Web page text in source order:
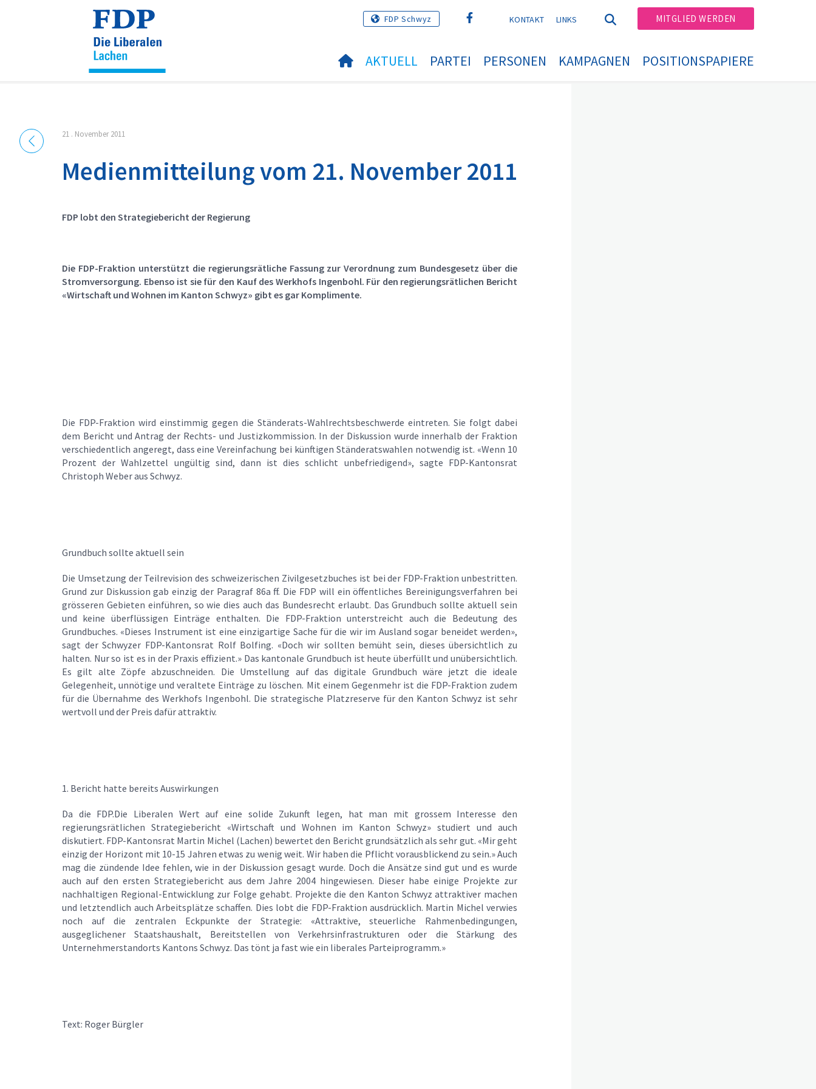
FDP Schwyz KONTAKT LINKS MITGLIED WERDEN
AKTUELL PARTEI PERSONEN KAMPAGNEN POSITIONSPAPIERE
21 . November 2011
Medienmitteilung vom 21. November 2011
FDP lobt den Strategiebericht der Regierung
Die FDP-Fraktion unterstützt die regierungsrätliche Fassung zur Verordnung zum Bundesgesetz über die
Stromversorgung. Ebenso ist sie für den Kauf des Werkhofs Ingenbohl. Für den regierungsrätlichen Bericht
«Wirtschaft und Wohnen im Kanton Schwyz» gibt es gar Komplimente.
Die FDP-Fraktion wird einstimmig gegen die Ständerats-Wahlrechtsbeschwerde eintreten. Sie folgt dabei
dem Bericht und Antrag der Rechts- und Justizkommission. In der Diskussion wurde innerhalb der Fraktion
verschiedentlich angeregt, dass eine Vereinfachung bei künftigen Ständeratswahlen notwendig ist. «Wenn 10
Prozent der Wahlzettel ungültig sind, dann ist dies schlicht unbefriedigend», sagte FDP-Kantonsrat
Christoph Weber aus Schwyz.
Grundbuch sollte aktuell sein
Die Umsetzung der Teilrevision des schweizerischen Zivilgesetzbuches ist bei der FDP-Fraktion unbestritten.
Grund zur Diskussion gab einzig der Paragraf 86a ff. Die FDP will ein öffentliches Bereinigungsverfahren bei
grösseren Gebieten einführen, so wie dies auch das Bundesrecht erlaubt. Das Grundbuch sollte aktuell sein
und keine überflüssigen Einträge enthalten. Die FDP-Fraktion unterstreicht auch die Bedeutung des
Grundbuches. «Dieses Instrument ist eine einzigartige Sache für die wir im Ausland sogar beneidet werden»,
sagt der Schwyzer FDP-Kantonsrat Rolf Bolfing. «Doch wir sollten bemüht sein, dieses übersichtlich zu
halten. Nur so ist es in der Praxis effizient.» Das kantonale Grundbuch ist heute überfüllt und unübersichtlich.
Es gilt alte Zöpfe abzuschneiden. Die Umstellung auf das digitale Grundbuch wäre jetzt die ideale
Gelegenheit, unnötige und veraltete Einträge zu löschen. Mit einem Gegenmehr ist die FDP-Fraktion zudem
für die Übernahme des Werkhofs Ingenbohl. Die strategische Platzreserve für den Kanton Schwyz ist sehr
wertvoll und der Preis dafür attraktiv.
1. Bericht hatte bereits Auswirkungen
Da die FDP.Die Liberalen Wert auf eine solide Zukunft legen, hat man mit grossem Interesse den
regierungsrätlichen Strategiebericht «Wirtschaft und Wohnen im Kanton Schwyz» studiert und auch
diskutiert. FDP-Kantonsrat Martin Michel (Lachen) bewertet den Bericht grundsätzlich als sehr gut. «Mir geht
einzig der Horizont mit 10-15 Jahren etwas zu wenig weit. Wir haben die Pflicht vorausblickend zu sein.» Auch
mag die zündende Idee fehlen, wie in der Diskussion gesagt wurde. Doch die Ansätze sind gut und es wurde
auch auf den ersten Strategiebericht aus dem Jahre 2004 hingewiesen. Dieser habe einige Projekte zur
nachhaltigen Regional-Entwicklung zur Folge gehabt. Projekte die den Kanton Schwyz attraktiver machen
und letztendlich auch Arbeitsplätze schaffen. Dies lobt die FDP-Fraktion ausdrücklich. Martin Michel verwies
noch auf die zentralen Eckpunkte der Strategie: «Attraktive, steuerliche Rahmenbedingungen,
ausgeglichener Staatshaushalt, Bereitstellen von Verkehrsinfrastrukturen oder die Stärkung des
Unternehmerstandorts Kantons Schwyz. Das tönt ja fast wie ein liberales Parteiprogramm.»
Text: Roger Bürgler